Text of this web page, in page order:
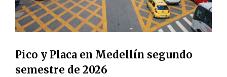
Pico y Placa en Medellín segundo
semestre de 2026